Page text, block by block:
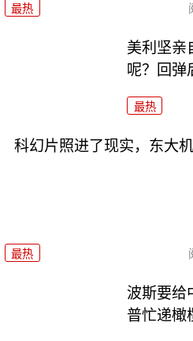
最热
美利坚亲
呢？回弹
最热
科幻片照进了现实，东大
最热
波斯要给
普忙递橄